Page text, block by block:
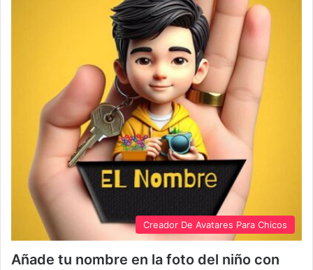
Creador De Avatares Para Chicos
Añade tu nombre en la foto del niño con